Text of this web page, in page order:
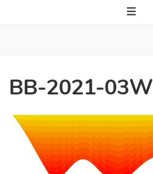
BB-2021-03W